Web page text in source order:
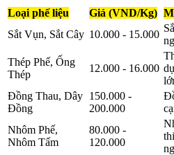
Loại phế liệu Giá (VND/Kg)
Sắt Vụn, Sắt Cây 10.000 - 15.000
Thép Phế, Ống
Thép
12.000 - 16.000
Đồng Thau, Dây
Đồng
150.000 -
200.000
Nhôm Phế,
Nhôm Tấm
80.000 -
120.000